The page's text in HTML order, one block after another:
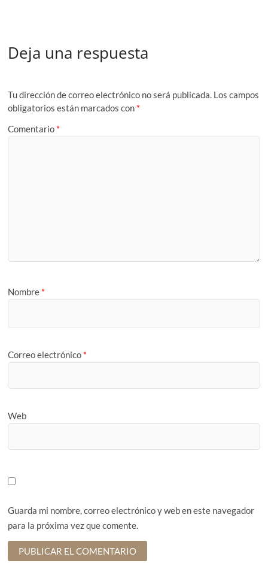
Deja una respuesta
Tu dirección de correo electrónico no será publicada. Los campos
obligatorios están marcados con *
Comentario *
Nombre *
Correo electrónico *
Web
Guarda mi nombre, correo electrónico y web en este navegador
para la próxima vez que comente.